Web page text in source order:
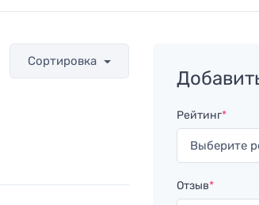
Сортировка
Рейтинг*
Отзыв*